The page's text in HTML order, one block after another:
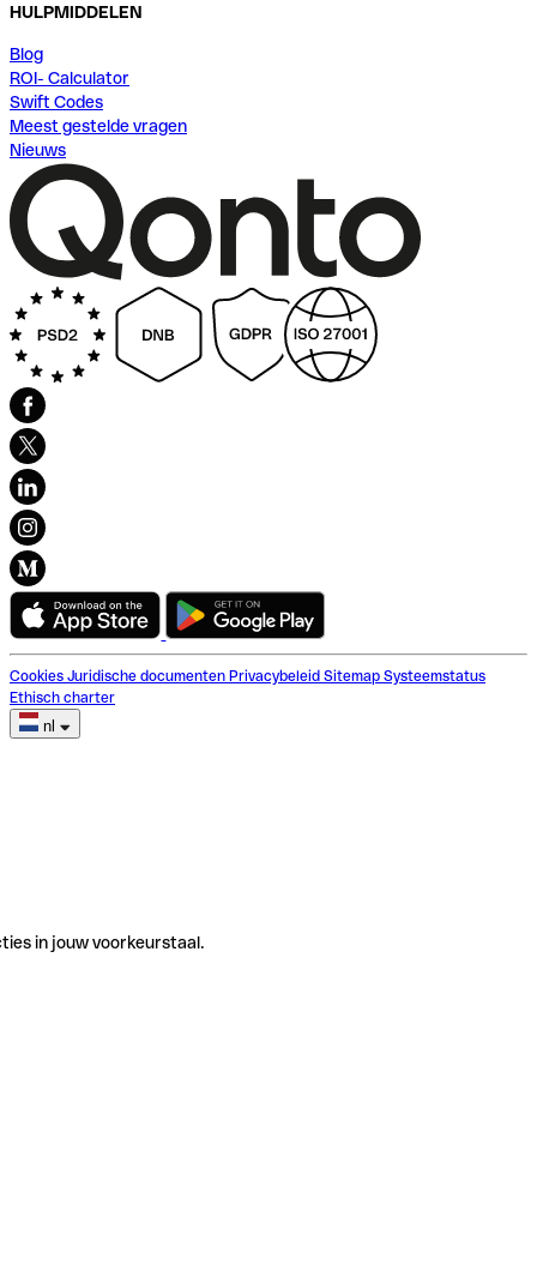
HULPMIDDELEN
Blog
ROI- Calculator
Swift Codes
Meest gestelde vragen
Nieuws
Cookies Juridische documenten Privacybeleid Sitemap Systeemstatus
Ethisch charter
nl
in jouw voorkeurstaal.